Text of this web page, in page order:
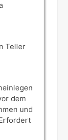
Teller
dem
und